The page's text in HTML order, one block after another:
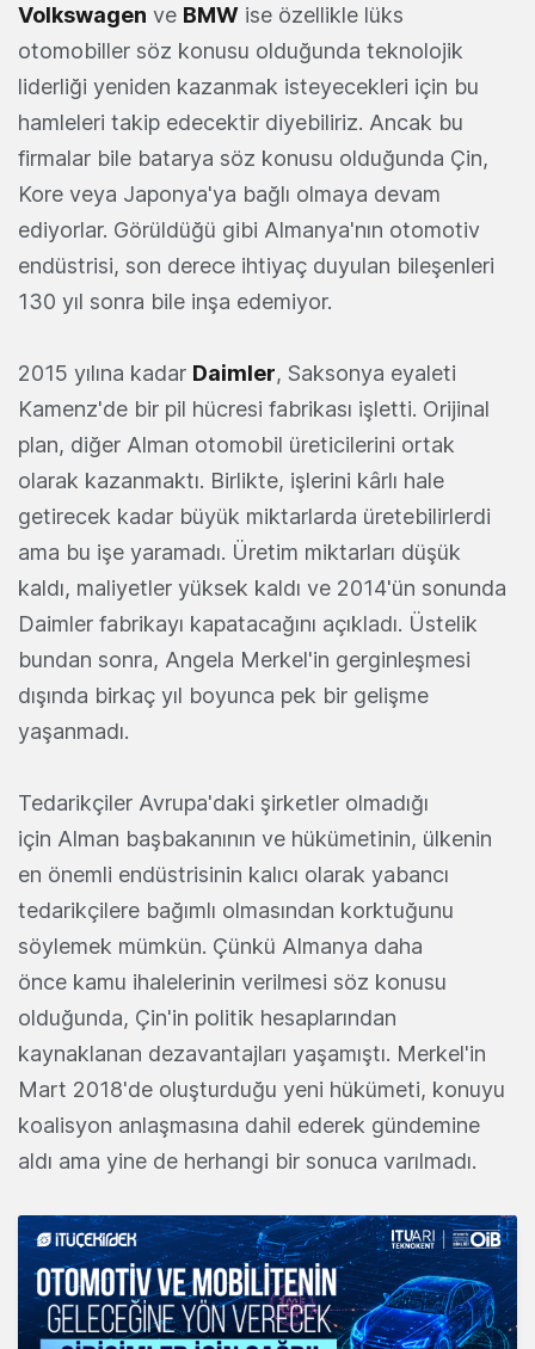
Volkswagen ve BMW ise özellikle lüks
otomobiller söz konusu olduğunda teknolojik
liderliği yeniden kazanmak isteyecekleri için bu
hamleleri takip edecektir diyebiliriz. Ancak bu
firmalar bile batarya söz konusu olduğunda Çin,
Kore veya Japonya'ya bağlı olmaya devam
ediyorlar. Görüldüğü gibi Almanya'nın otomotiv
endüstrisi, son derece ihtiyaç duyulan bileşenleri
130 yıl sonra bile inşa edemiyor.
2015 yılına kadar Daimler, Saksonya eyaleti
Kamenz'de bir pil hücresi fabrikası işletti. Orijinal
plan, diğer Alman otomobil üreticilerini ortak
olarak kazanmaktı. Birlikte, işlerini kârlı hale
getirecek kadar büyük miktarlarda üretebilirlerdi
ama bu işe yaramadı. Üretim miktarları düşük
kaldı, maliyetler yüksek kaldı ve 2014'ün sonunda
Daimler fabrikayı kapatacağını açıkladı. Üstelik
bundan sonra, Angela Merkel'in gerginleşmesi
dışında birkaç yıl boyunca pek bir gelişme
yaşanmadı.
Tedarikçiler Avrupa'daki şirketler olmadığı
için Alman başbakanının ve hükümetinin, ülkenin
en önemli endüstrisinin kalıcı olarak yabancı
tedarikçilere bağımlı olmasından korktuğunu
söylemek mümkün. Çünkü Almanya daha
önce kamu ihalelerinin verilmesi söz konusu
olduğunda, Çin'in politik hesaplarından
kaynaklanan dezavantajları yaşamıştı. Merkel'in
Mart 2018'de oluşturduğu yeni hükümeti, konuyu
koalisyon anlaşmasına dahil ederek gündemine
aldı ama yine de herhangi bir sonuca varılmadı.